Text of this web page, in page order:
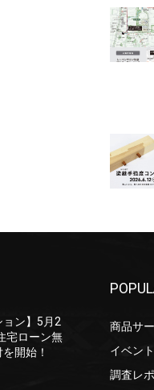
ョン】5月2
宅ローン無
開始！
商品サ
イベント
調査レ